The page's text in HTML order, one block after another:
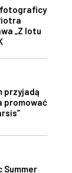
fotograficy
„Z lotu
przyjadą
promować
Summer